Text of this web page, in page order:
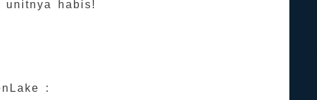
unitnya habis!
: